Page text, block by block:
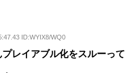
ID:WYIX8/WQ0
レイアブル化をスルーって